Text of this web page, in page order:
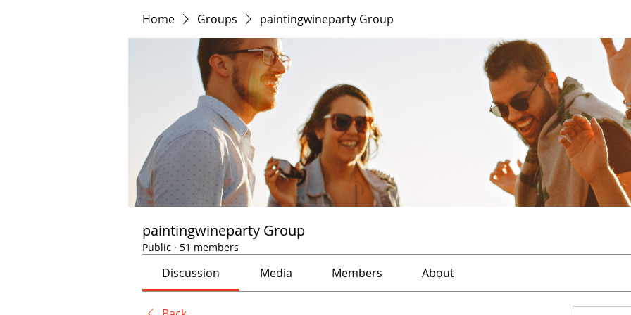
Home Groups paintingwineparty Group
paintingwineparty Group
Public · 51 members
Discussion Media Members About